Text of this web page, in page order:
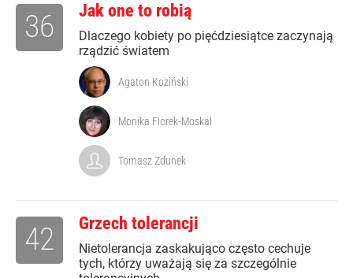
Jak one to robią
Dlaczego kobiety po pięćdziesiątce zaczynają
rządzić światem
36
Agaton Koziński
Monika Florek-Moskal
Tomasz Zdunek
Grzech tolerancji
Nietolerancja zaskakująco często cechuje
tych, którzy uważają się za szczególnie
42